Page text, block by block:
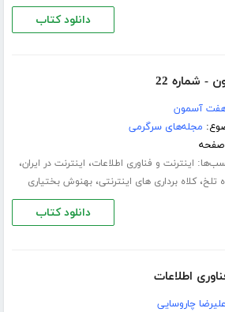
دانلود کتاب
شماره 22
آسمون
مجله‌های سرگرمی
اینترنت و فناوری اطلاعات، اینترنت در ایران،
تلخ،کلاه برداری های اینترنتی،بهنوش بختیاری
دانلود کتاب
اطلاعات
علیرضا چاروسایی